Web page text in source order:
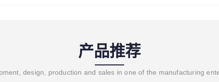
产品推荐
design, production and sales in one of the manufacturing